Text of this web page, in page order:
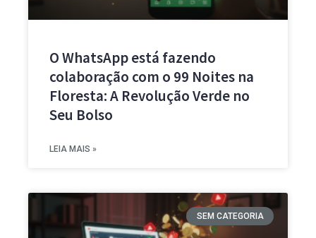
O WhatsApp está fazendo
colaboração com o 99 Noites na
Floresta: A Revolução Verde no
Seu Bolso
LEIA MAIS »
SEM CATEGORIA